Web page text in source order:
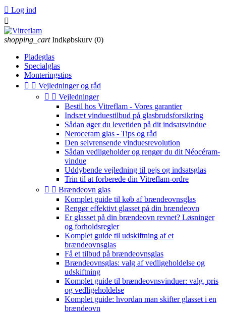
 Log ind

shopping_cart Indkøbskurv (0)
Pladeglas
Specialglas
Monteringstips
  Vejledninger og råd
  Vejledninger
Bestil hos Vitreflam - Vores garantier
Indsæt vinduestilbud på glasbrudsforsikring
Sådan øger du levetiden på dit indsatsvindue
Neroceram glas - Tips og råd
Den selvrensende vinduesrevolution
Sådan vedligeholder og rengør du dit Néocéram-
vindue
Uddybende vejledning til pejs og indsatsglas
Trin til at forberede din Vitreflam-ordre
  Brændeovn glas
Komplet guide til køb af brændeovnsglas
Rengør effektivt glasset på din brændeovn
Er glasset på din brændeovn revnet? Løsninger
og forholdsregler
Komplet guide til udskiftning af et
brændeovnsglas
Få et tilbud på brændeovnsglas
Brændeovnsglas: valg af vedligeholdelse og
udskiftning
Komplet guide til brændeovnsvinduer: valg, pris
og vedligeholdelse
Komplet guide: hvordan man skifter glasset i en
brændeovn